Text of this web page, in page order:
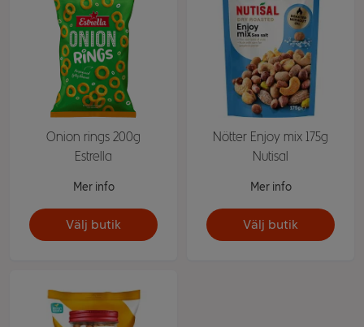
Onion rings 200g
Estrella
Mer info
Välj butik
Nötter Enjoy mix 175g
Nutisal
Mer info
Välj butik